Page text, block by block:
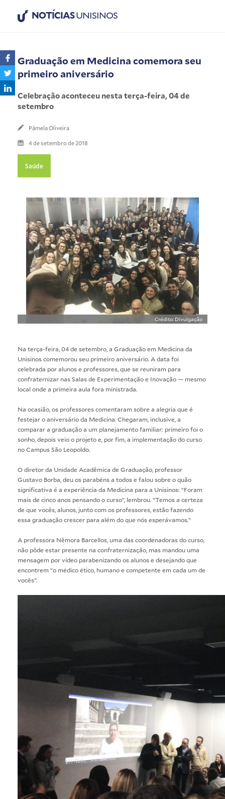
NOTÍCIASUNISINOS
Graduação em Medicina comemora seu
primeiro aniversário
Celebração aconteceu nesta terça-feira, 04 de
setembro
Pâmela Oliveira
4 de setembro de 2018
Saúde
Crédito: Divulgação
Na terça-feira, 04 de setembro, a Graduação em Medicina da
Unisinos comemorou seu primeiro aniversário. A data foi
celebrada por alunos e professores, que se reuniram para
confraternizar nas Salas de Experimentação e Inovação — mesmo
local onde a primeira aula fora ministrada.
Na ocasião, os professores comentaram sobre a alegria que é
festejar o aniversário da Medicina. Chegaram, inclusive, a
comparar a graduação a um planejamento familiar: primeiro foi o
sonho, depois veio o projeto e, por fim, a implementação do curso
no Campus São Leopoldo.
O diretor da Unidade Acadêmica de Graduação, professor
Gustavo Borba, deu os parabéns a todos e falou sobre o quão
significativa é a experiência da Medicina para a Unisinos: “Foram
mais de cinco anos pensando o curso”, lembrou. “Temos a certeza
de que vocês, alunos, junto com os professores, estão fazendo
essa graduação crescer para além do que nós esperávamos.”
A professora Nêmora Barcellos, uma das coordenadoras do curso,
não pôde estar presente na confraternização, mas mandou uma
mensagem por vídeo parabenizando os alunos e desejando que
encontrem “o médico ético, humano e competente em cada um de
vocês”.